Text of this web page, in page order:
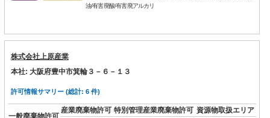
油/有害廃酸/有害廃アルカリ
株式会社上原産業
本社: 大阪府豊中市箕輪３－６－１３
許可情報サマリー (総計: 6 件)
一般廃棄物許可
産業廃棄物許可 特別管理産業廃棄物許可 資源物取扱エリア